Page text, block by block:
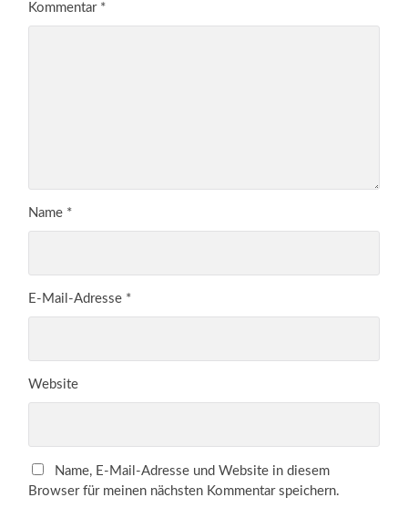
Kommentar *
Name *
E-Mail-Adresse *
Website
Name, E-Mail-Adresse und Website in diesem
Browser für meinen nächsten Kommentar speichern.